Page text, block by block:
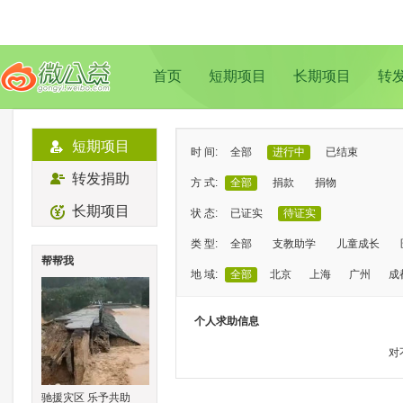
首页 短期项目 长期项目 转
短期项目
转发捐助
长期项目
帮帮我
驰援灾区 乐予共助
时 间: 全部 进行中 已结束
方 式: 全部 捐款 捐物
状 态: 已证实 待证实
类 型: 全部 支教助学 儿童成长
地 域: 全部 北京 上海 广州 成
个人求助信息
对